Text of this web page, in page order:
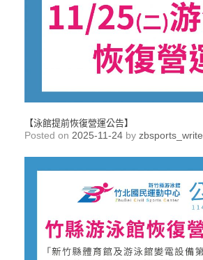
【泳館提前恢復營運公告】
Posted on 2025-11-24 by zbsports_write